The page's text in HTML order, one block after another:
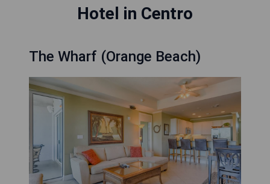
Hotel in Centro
The Wharf (Orange Beach)